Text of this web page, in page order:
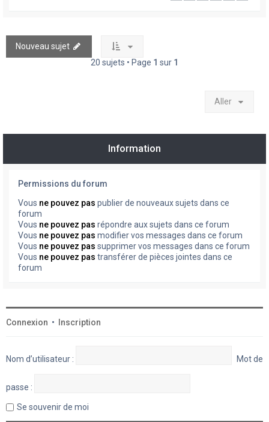
Nouveau sujet
20 sujets • Page 1 sur 1
Aller
Information
Permissions du forum
Vous ne pouvez pas publier de nouveaux sujets dans ce
forum
Vous ne pouvez pas répondre aux sujets dans ce forum
Vous ne pouvez pas modifier vos messages dans ce forum
Vous ne pouvez pas supprimer vos messages dans ce forum
Vous ne pouvez pas transférer de pièces jointes dans ce
forum
Connexion • Inscription
Nom d’utilisateur : Mot de
passe :
Se souvenir de moi